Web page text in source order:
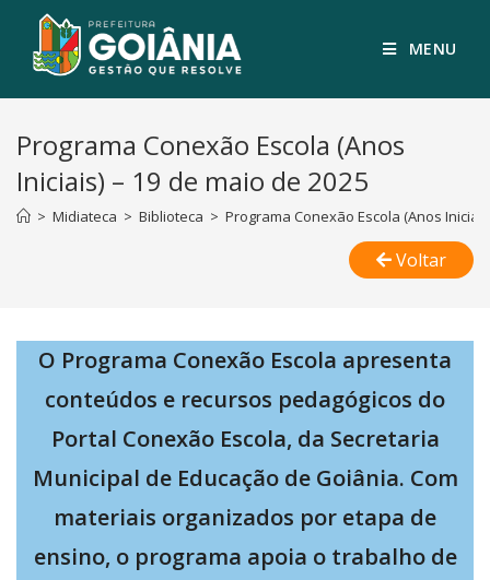
MENU
Programa Conexão Escola (Anos
Iniciais) – 19 de maio de 2025
> Midiateca > Biblioteca > Programa Conexão Escola (Anos
Voltar
O Programa Conexão Escola apresenta
conteúdos e recursos pedagógicos do
Portal Conexão Escola, da Secretaria
Municipal de Educação de Goiânia. Com
materiais organizados por etapa de
ensino, o programa apoia o trabalho de